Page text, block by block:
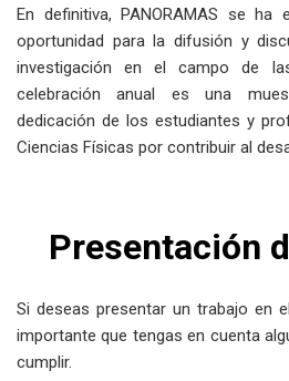
En definitiva, PANORAMAS se ha
oportunidad para la difusión y
investigación en el campo de
celebración anual es una
dedicación de los estudiantes y
Ciencias Físicas por contribuir al
Presentación
Si deseas presentar un trabajo en
importante que tengas en cuenta
cumplir.